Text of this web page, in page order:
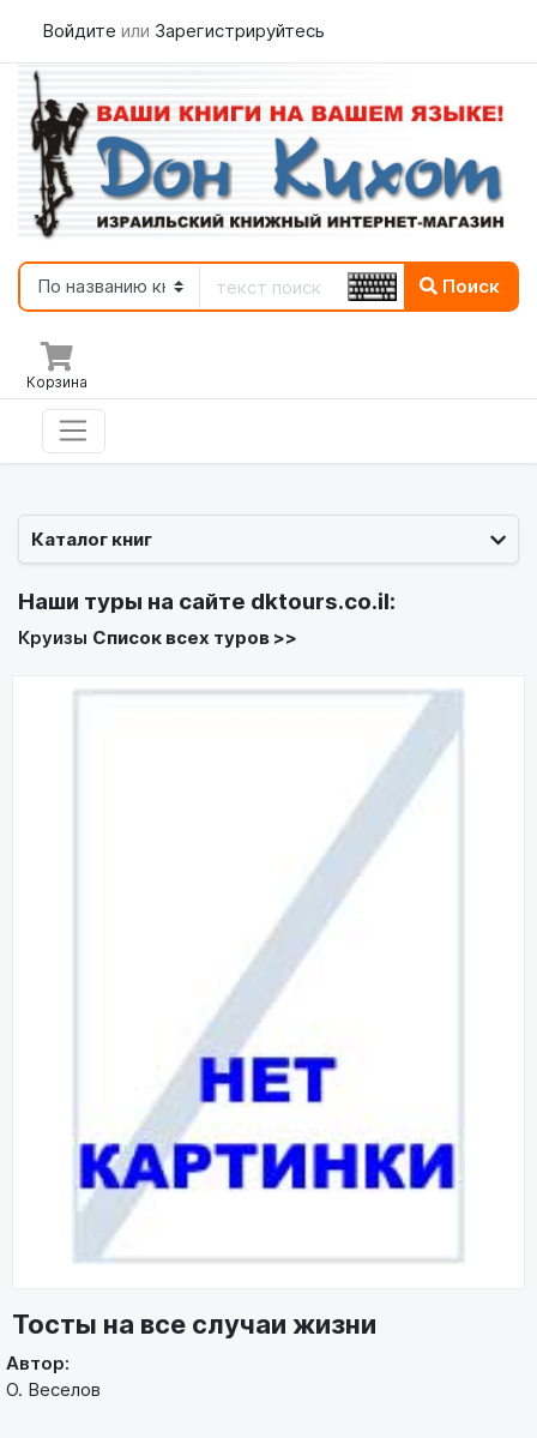
Войдите или Зарегистрируйтесь
Поиск
Корзина
Каталог книг
Наши туры на сайте dktours.co.il:
Круизы Список всех туров >>
Тосты на все случаи жизни
Автор:
О. Веселов